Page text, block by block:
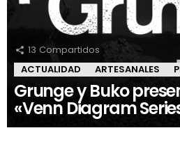
13 Compartidos
ACTUALIDAD
ARTESANALES
Grunge y Buko
«Venn Diagram